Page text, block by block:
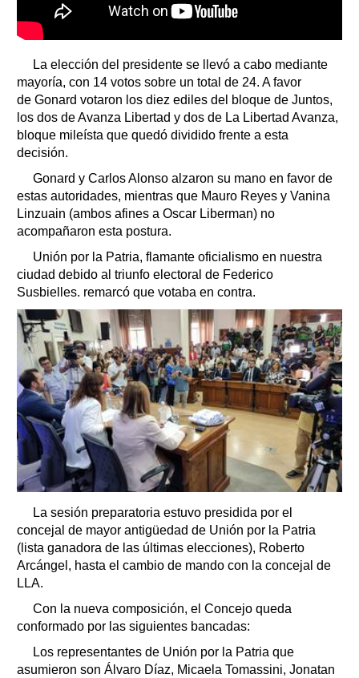
La elección del presidente se llevó a cabo mediante
mayoría, con 14 votos sobre un total de 24. A favor
de Gonard votaron los diez ediles del bloque de Juntos,
los dos de Avanza Libertad y dos de La Libertad Avanza,
bloque mileísta que quedó dividido frente a esta
decisión.
Gonard y Carlos Alonso alzaron su mano en favor de
estas autoridades, mientras que Mauro Reyes y Vanina
Linzuain (ambos afines a Oscar Liberman) no
acompañaron esta postura.
Unión por la Patria, flamante oficialismo en nuestra
ciudad debido al triunfo electoral de Federico
Susbielles. remarcó que votaba en contra.
La sesión preparatoria estuvo presidida por el
concejal de mayor antigüedad de Unión por la Patria
(lista ganadora de las últimas elecciones), Roberto
Arcángel, hasta el cambio de mando con la concejal de
LLA.
Con la nueva composición, el Concejo queda
conformado por las siguientes bancadas:
Los representantes de Unión por la Patria que
asumieron son Álvaro Díaz, Micaela Tomassini, Jonatan